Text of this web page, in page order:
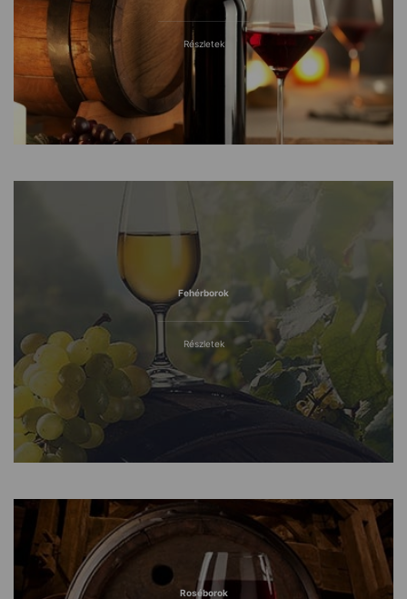
Részletek
Fehérborok
Részletek
Roséborok